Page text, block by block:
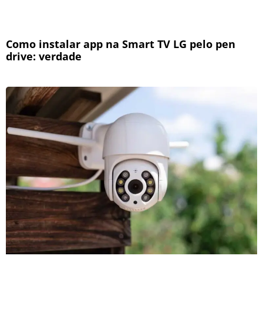
Como instalar app na Smart TV LG pelo pen
drive: verdade